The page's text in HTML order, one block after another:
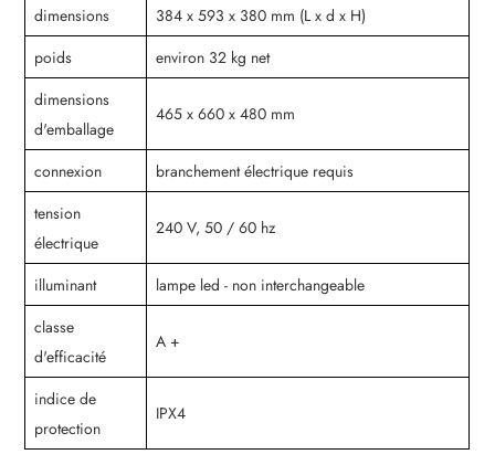
dimensions
384 x 593 x 380 mm (L x d x H)
poids
environ 32 kg net
dimensions
d'emballage
465 x 660 x 480 mm
connexion
branchement électrique requis
tension
électrique
240 V, 50 / 60 hz
illuminant
lampe led - non interchangeable
classe
d'efficacité
A +
indice de
protection
IPX4